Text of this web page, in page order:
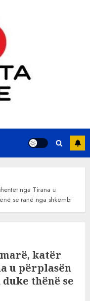
nga Tirana u
se ranë nga shkëmbi
katër
u përplasën
thënë se